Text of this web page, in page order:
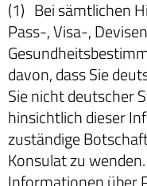
(1) Bei sämtlichen
Pass-, Visa-,
davon, dass Sie
Sie nicht deutscher
hinsichtlich dieser
zuständige
Konsulat zu